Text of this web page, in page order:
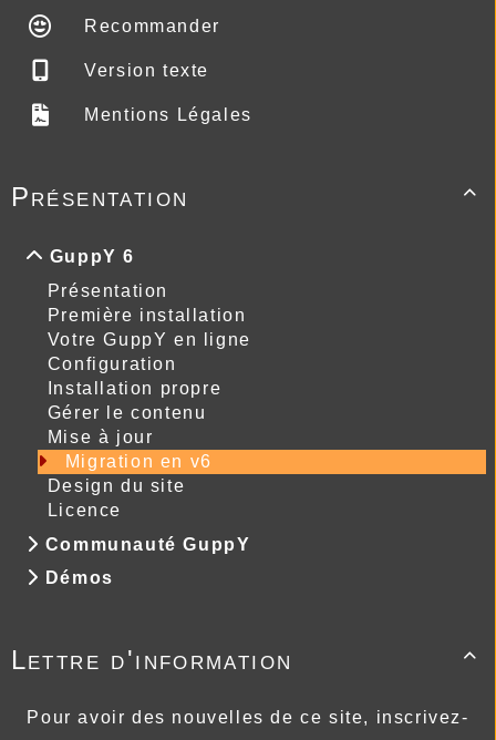
Recommander
Version texte
Mentions Légales

Présentation
GuppY 6
Présentation
Première installation
Votre GuppY en ligne
Configuration
Installation propre
Gérer le contenu
Mise à jour
Migration en v6
Design du site
Licence
Communauté GuppY
Démos

Lettre d'information
Pour avoir des nouvelles de ce site, inscrivez-